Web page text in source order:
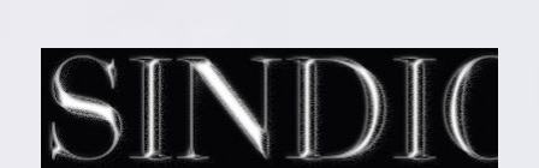
EL SINDICAL
Periodismo Inteligente